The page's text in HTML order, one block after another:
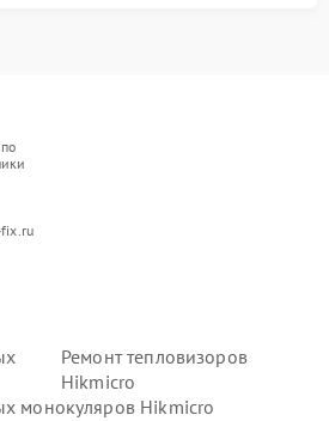
Ремонт тепловизоров
Hikmicro
монокуляров Hikmicro